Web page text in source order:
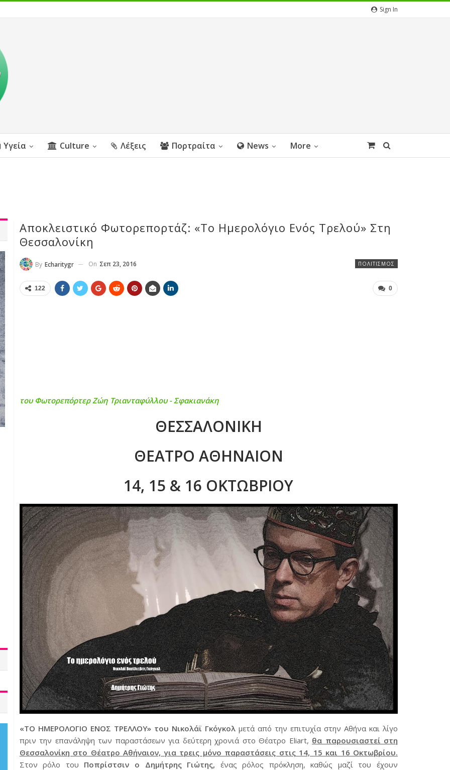
Sign In
Υγεία Culture Λέξεις Πορτραίτα News More
Αποκλειστικό Φωτορεπορτάζ: «Το Ημερολόγιο Ενός Τρελού» Στη
Θεσσαλονίκη
ΠΟΛΙΤΙΣΜΌΣ
By Echaritygr On Σεπ 23, 2016
122 0
του Φωτορεπόρτερ Ζώη Τριανταφύλλου - Σφακιανάκη
ΘΕΣΣΑΛΟΝΙΚΗ
ΘΕΑΤΡΟ ΑΘΗΝΑΙΟΝ
14, 15 & 16 ΟΚΤΩΒΡΙΟΥ
«ΤΟ ΗΜΕΡΟΛΟΓΙΟ ΕΝΟΣ ΤΡΕΛΛΟΥ» του Νικολάϊ Γκόγκολμετά από την επιτυχία στην Αθήνα και λίγο
πριν την επανάληψη των παραστάσεων για δεύτερη χρονιά στο Θέατρο Eliart, θα παρουσιαστεί στη
Θεσσαλονίκη στο Θέατρο Αθήναιον, για τρεις μόνο παραστάσεις στις 14, 15 και 16 Οκτωβρίου.
Στον ρόλο του Ποπρίστσιν ο Δημήτρης Γιώτης, ένας ρόλος πρόκληση, καθώς μαζί του έχουν